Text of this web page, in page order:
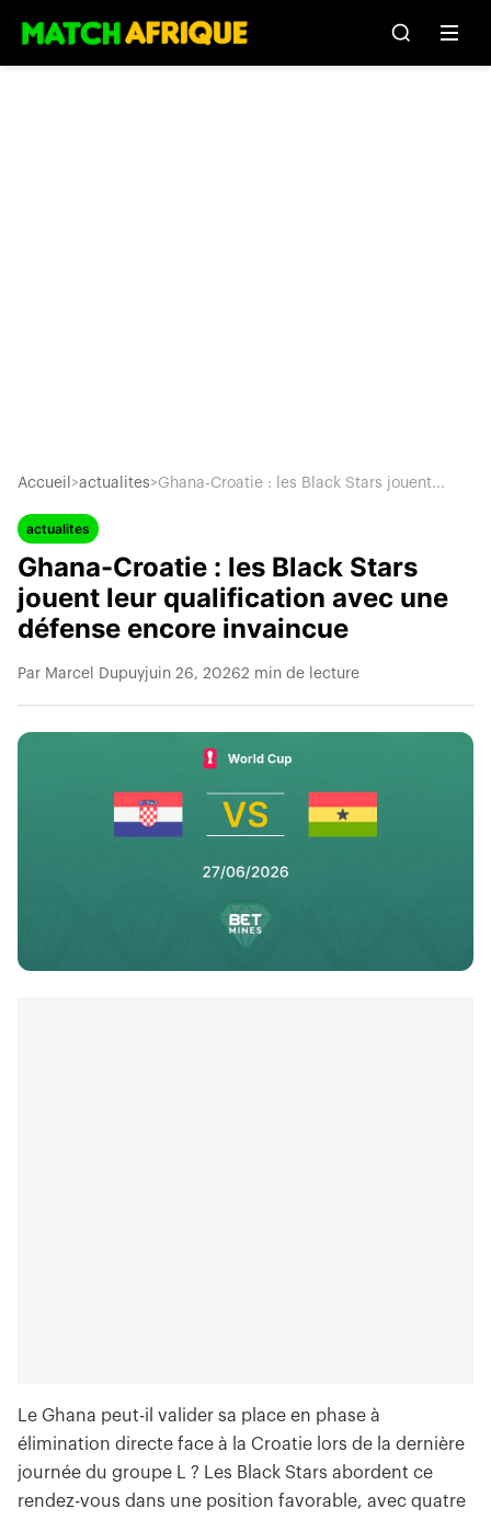
Accueil >actualites>Ghana-Croatie : les Black Stars jouent...
actualites
Ghana-Croatie : les Black Stars
jouent leur qualification avec une
défense encore invaincue
Par Marcel Dupuyjuin 26, 20262 min de lecture
Le Ghana peut-il valider sa place en phase à
élimination directe face à la Croatie lors de la dernière
journée du groupe L ? Les Black Stars abordent ce
rendez-vous dans une position favorable, avec quatre